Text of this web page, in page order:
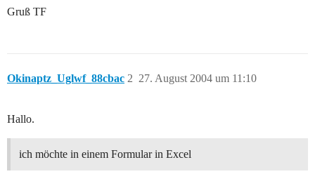
Gruß TF
Okinaptz_Uglwf_88cbac 27. August 2004 um 11:10
2
Hallo.
ich möchte in einem Formular in Excel